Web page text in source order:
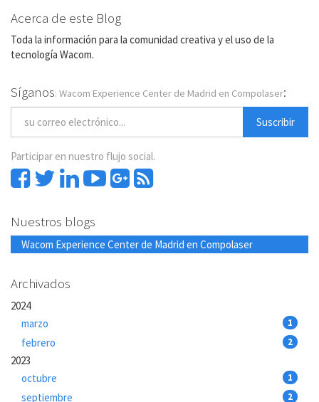
Acerca de este Blog
Toda la información para la comunidad creativa y el uso de la
tecnología Wacom.
Síganos: Wacom Experience Center de Madrid en Compolaser:
Suscribir
Participar en nuestro flujo social.
Nuestros blogs
Wacom Experience Center de Madrid en Compolaser
Archivados
2024
marzo
1
febrero 2
2023
octubre
1
septiembre 2